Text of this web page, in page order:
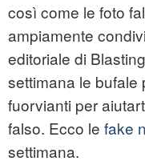
così come le foto
ampiamente
editoriale di
settimana le bufale
fuorvianti per
falso. Ecco le fake
settimana.